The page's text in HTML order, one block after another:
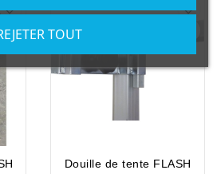
Douille de tente FLASH
TOUT